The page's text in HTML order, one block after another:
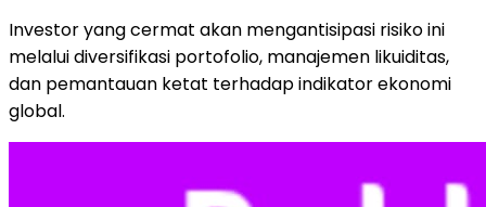
Investor yang cermat akan mengantisipasi risiko ini
melalui diversifikasi portofolio, manajemen likuiditas,
dan pemantauan ketat terhadap indikator ekonomi
global.